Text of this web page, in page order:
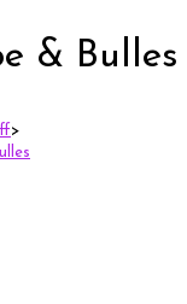
& Bulles
>